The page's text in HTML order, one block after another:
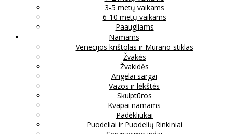
3-5 metų vaikams
6-10 metų vaikams
Paaugliams
Namams
Venecijos krištolas ir Murano stiklas
Žvakės
Žvakidės
Angelai sargai
Vazos ir lėkštės
Skulptūros
Kvapai namams
Padėkliukai
Puodeliai ir Puodelių Rinkiniai